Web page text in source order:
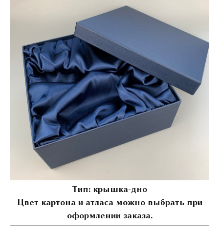
Тип: крышка-дно
Цвет картона и атласа можно выбрать при
оформлении заказа.